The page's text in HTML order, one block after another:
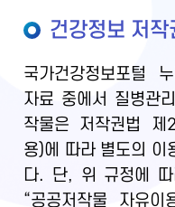
건강정보 저작
국가건강정보포털
자료 중에서 질병관
작물은 저작권법 제
용)에 따라 별도의 이
다. 단, 위 규정에 따
“공공저작물 자유이